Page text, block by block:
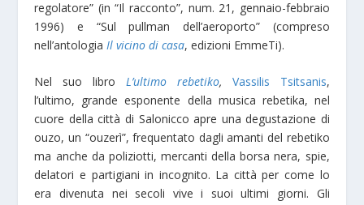
regolatore” (in “Il racconto”, num. 21, gennaio-febbraio
1996) e “Sul pullman dell’aeroporto” (compreso
nell’antologiaIl vicino di casa, edizioni EmmeTi).
Nel suo libro L’ultimo rebetiko, Vassilis Tsitsanis,
l’ultimo, grande esponente della musica rebetika, nel
cuore della città di Salonicco apre una degustazione di
ouzo, un “ouzerì”, frequentato dagli amanti del rebetiko
ma anche da poliziotti, mercanti della borsa nera, spie,
delatori e partigiani in incognito. La città per come lo
era divenuta nei secoli vive i suoi ultimi giorni. Gli